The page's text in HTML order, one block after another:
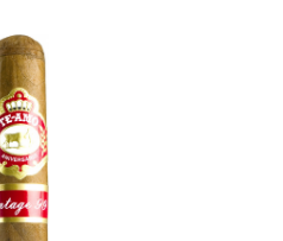
Premiový doutník typu LONG FILLER